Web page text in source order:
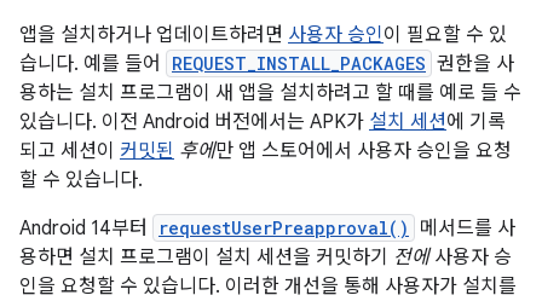
앱을 설치하거나 업데이트하려면 사용자 승인이 필요할 수 있
습니다. 예를 들어
REQUEST_INSTALL_PACKAGES 권한을 사
용하는 설치 프로그램이 새 앱을 설치하려고 할 때를 예로 들 수
있습니다. 이전 Android 버전에서는 APK가 설치 세션에 기록
되고 세션이 커밋된 후에만 앱 스토어에서 사용자 승인을 요청
할 수 있습니다.
Android 14부터
requestUserPreapproval()
메서드를 사
용하면 설치 프로그램이 설치 세션을 커밋하기 전에사용자 승
인을 요청할 수 있습니다. 이러한 개선을 통해 사용자가 설치를